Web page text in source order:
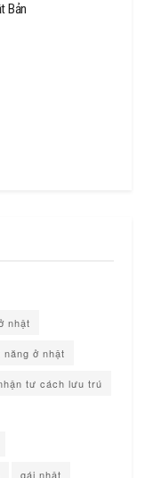
Bản
nhật
năng ở nhật
tư cách lưu trú
gái nhật